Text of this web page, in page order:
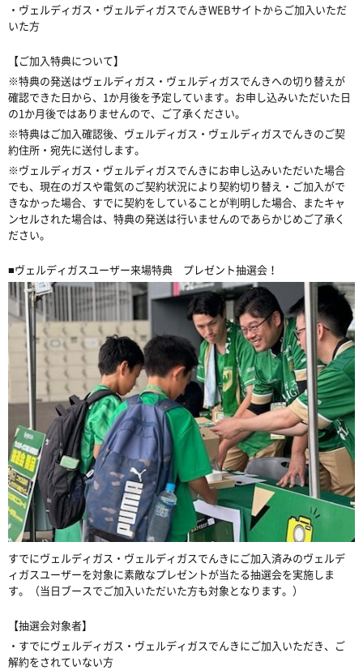
・ヴェルディガス・ヴェルディガスでんきWEBサイトからご加入いただ
いた方
【ご加入特典について】
※特典の発送はヴェルディガス・ヴェルディガスでんきへの切り替えが
確認できた日から、1か月後を予定しています。お申し込みいただいた日
の1か月後ではありませんので、ご了承ください。
※特典はご加入確認後、ヴェルディガス・ヴェルディガスでんきのご契
約住所・宛先に送付します。
※ヴェルディガス・ヴェルディガスでんきにお申し込みいただいた場合
でも、現在のガスや電気のご契約状況により契約切り替え・ご加入がで
きなかった場合、すでに契約をしていることが判明した場合、またキャ
ンセルされた場合は、特典の発送は行いませんのであらかじめご了承く
ださい。
■ヴェルディガスユーザー来場特典 プレゼント抽選会！
すでにヴェルディガス・ヴェルディガスでんきにご加入済みのヴェルデ
ィガスユーザーを対象に素敵なプレゼントが当たる抽選会を実施しま
す。（当日ブースでご加入いただいた方も対象となります。）
【抽選会対象者】
・すでにヴェルディガス・ヴェルディガスでんきにご加入いただき、ご
解約をされていない方